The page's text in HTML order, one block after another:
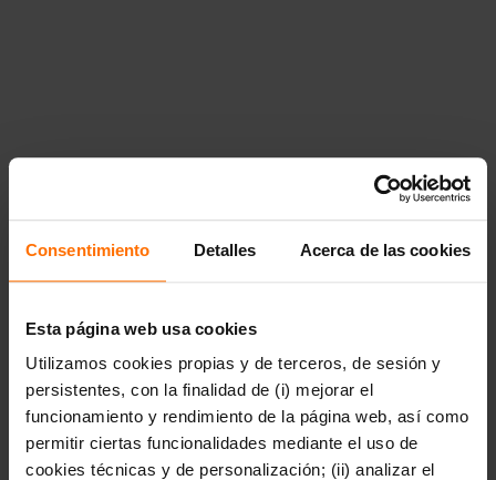
Consentimiento Detalles Acerca de las cookies
Esta página web usa cookies
Utilizamos cookies propias y de terceros, de sesión y
persistentes, con la finalidad de (i) mejorar el
funcionamiento y rendimiento de la página web, así como
permitir ciertas funcionalidades mediante el uso de
cookies técnicas y de personalización; (ii) analizar el